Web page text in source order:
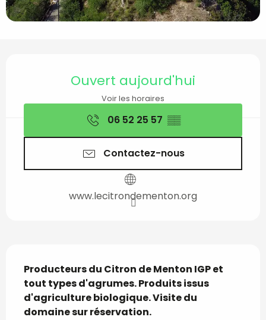
Ouverture et
Ouvert aujourd'hui
Voir les horaires
06 52 25 57 ▒▒
Contactez-nous
www.lecitrondementon.org
Description
Producteurs du Citron de Menton IGP et
tout types d'agrumes. Produits issus
d'agriculture biologique. Visite du
domaine sur réservation.